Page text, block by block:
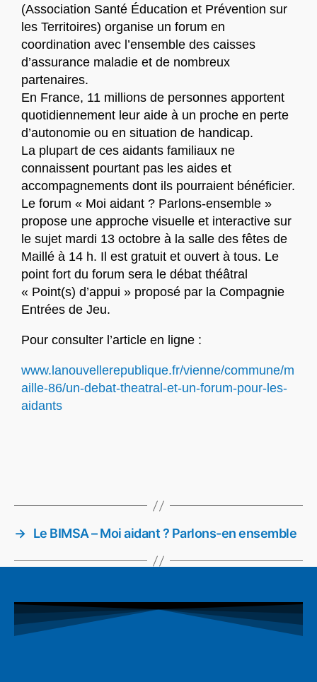
(Association Santé Éducation et Prévention sur
les Territoires) organise un forum en
coordination avec l’ensemble des caisses
d’assurance maladie et de nombreux
partenaires.
En France, 11 millions de personnes apportent
quotidiennement leur aide à un proche en perte
d’autonomie ou en situation de handicap.
La plupart de ces aidants familiaux ne
connaissent pourtant pas les aides et
accompagnements dont ils pourraient bénéficier.
Le forum « Moi aidant ? Parlons-ensemble »
propose une approche visuelle et interactive sur
le sujet mardi 13 octobre à la salle des fêtes de
Maillé à 14 h. Il est gratuit et ouvert à tous. Le
point fort du forum sera le débat théâtral
« Point(s) d’appui » proposé par la Compagnie
Entrées de Jeu.
Pour consulter l’article en ligne :
www.lanouvellerepublique.fr/vienne/commune/m
aille-86/un-debat-theatral-et-un-forum-pour-les-
aidants
→ Le BIMSA – Moi aidant ? Parlons-en ensemble